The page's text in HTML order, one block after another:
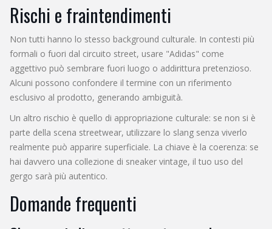
Rischi e fraintendimenti
Non tutti hanno lo stesso background culturale. In contesti più
formali o fuori dal circuito street, usare "Adidas" come
aggettivo può sembrare fuori luogo o addirittura pretenzioso.
Alcuni possono confondere il termine con un riferimento
esclusivo al prodotto, generando ambiguità.
Un altro rischio è quello di appropriazione culturale: se non si è
parte della scena streetwear, utilizzare lo slang senza viverlo
realmente può apparire superficiale. La chiave è la coerenza: se
hai davvero una collezione di sneaker vintage, il tuo uso del
gergo sarà più autentico.
Domande frequenti